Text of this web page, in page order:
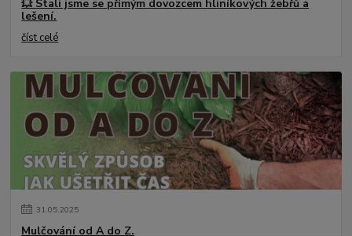
💥 Stali jsme se přímým dovozcem hliníkových žebřů a
lešení.
číst celé
31.05.2025
Mulčování od A do Z.